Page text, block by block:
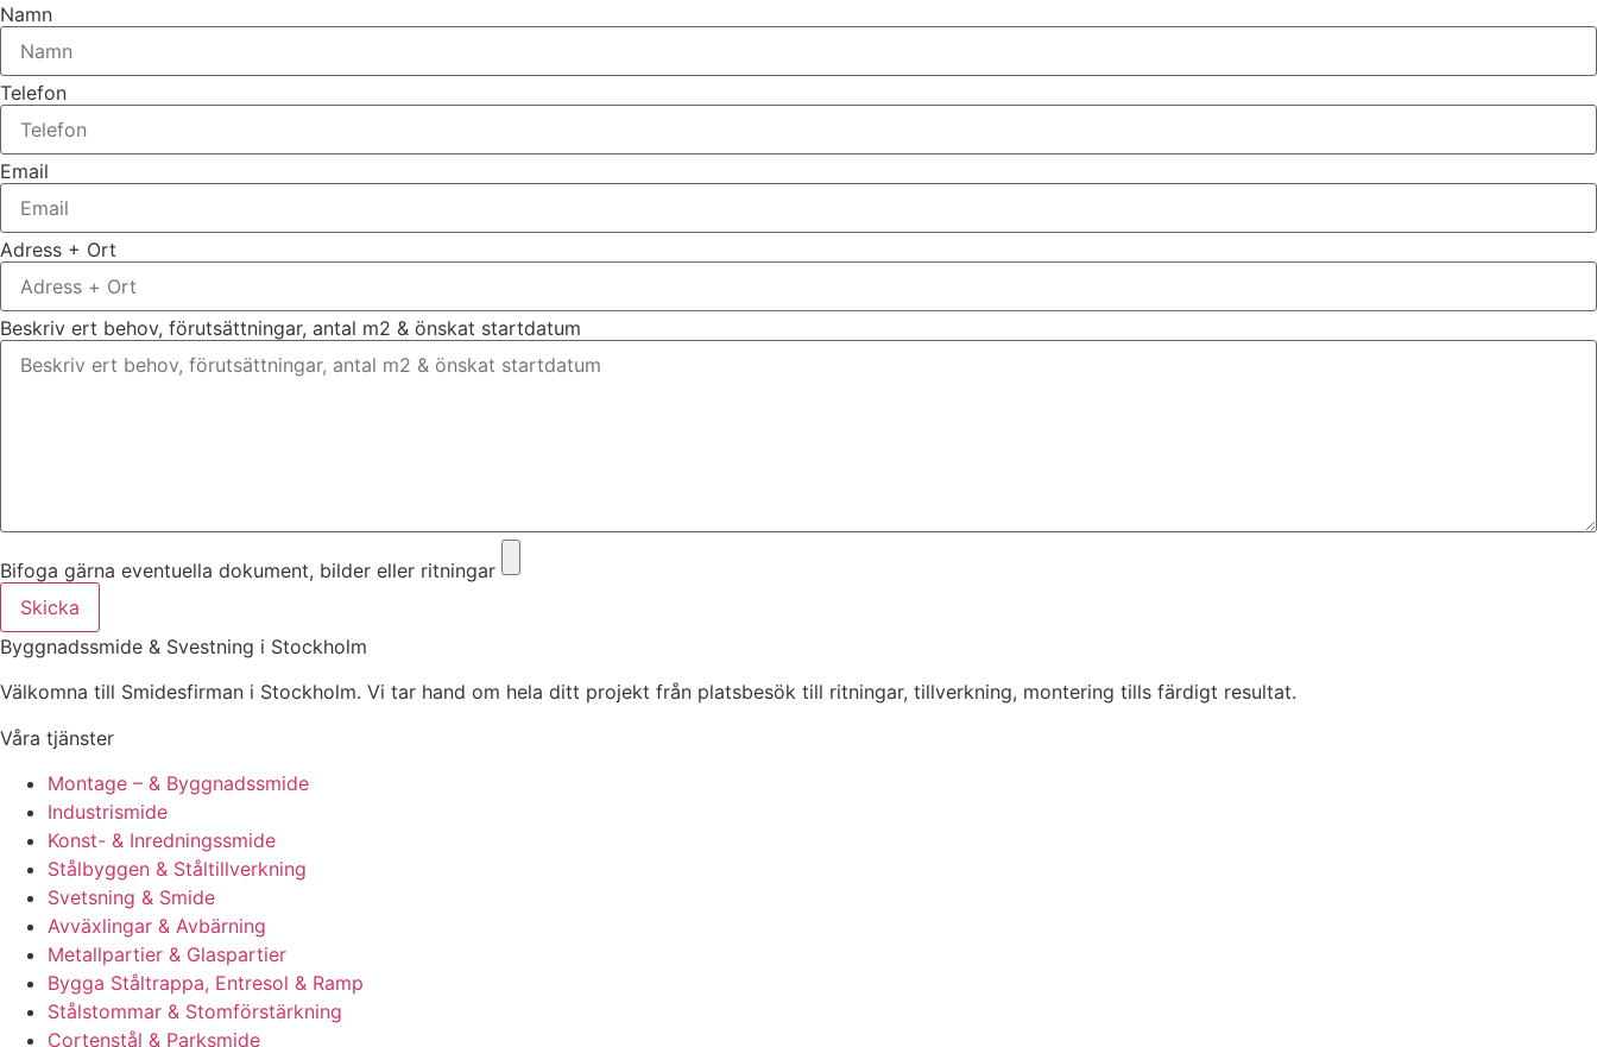
Namn
Telefon
Email
Adress + Ort
Beskriv ert behov, förutsättningar, antal m2 & önskat startdatum
Bifoga gärna eventuella dokument, bilder eller ritningar
Skicka
Byggnadssmide & Svestning i Stockholm
Välkomna till Smidesfirman i Stockholm. Vi tar hand om hela ditt projekt från platsbesök till ritningar, tillverkning, montering tills färdigt resultat.
Våra tjänster
Montage – & Byggnadssmide
Industrismide
Konst- & Inredningssmide
Stålbyggen & Ståltillverkning
Svetsning & Smide
Avväxlingar & Avbärning
Metallpartier & Glaspartier
Bygga Ståltrappa, Entresol & Ramp
Stålstommar & Stomförstärkning
Cortenstål & Parksmide